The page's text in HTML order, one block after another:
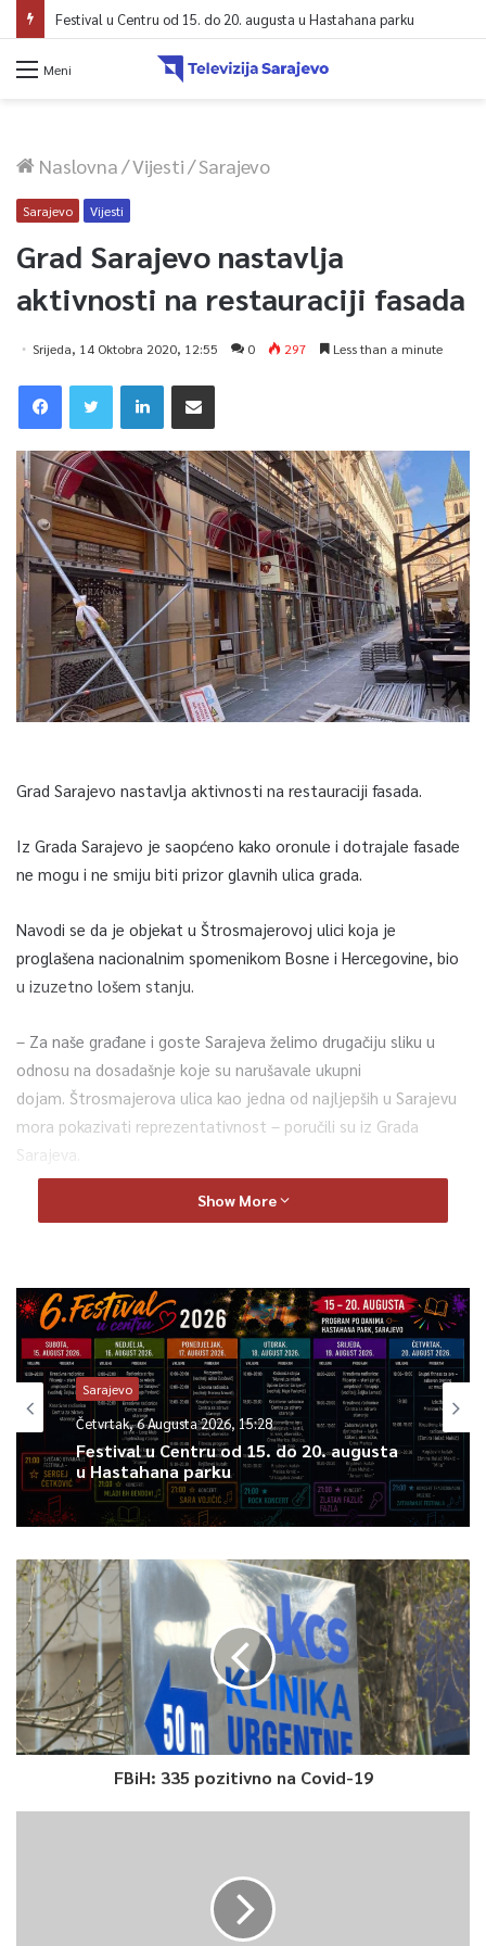
Festival u Centru od 15. do 20. augusta u Hastahana parku
Meni
Naslovna/Vijesti/Sarajevo
Sarajevo Vijesti
Grad Sarajevo nastavlja
aktivnosti na restauraciji fasada
Srijeda, 14 Oktobra 2020, 12:55 0 297 Less than a minute
Grad Sarajevo nastavlja aktivnosti na restauraciji fasada.
Iz Grada Sarajevo je saopćeno kako oronule i dotrajale fasade
ne mogu i ne smiju biti prizor glavnih ulica grada.
Navodi se da je objekat u Štrosmajerovoj ulici koja je
proglašena nacionalnim spomenikom Bosne i Hercegovine, bio
u izuzetno lošem stanju.
– Za naše građane i goste Sarajeva želimo drugačiju sliku u
odnosu na dosadašnje koje su narušavale ukupni
dojam. Štrosmajerova ulica kao jedna od najljepših u Sarajevu
mora pokazivati reprezentativnost – poručili su iz Grada
Sarajeva.
0
Show More
Sarajevo
Četvrtak, 6 Augusta 2026, 15:28
Festival u Centru od 15. do 20. augusta
u Hastahana parku
FBiH: 335 pozitivno na Covid-19